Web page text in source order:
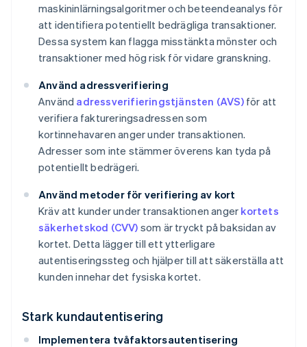
maskininlärningsalgoritmer och beteendeanalys för
att identifiera potentiellt bedrägliga transaktioner.
Dessa system kan flagga misstänkta mönster och
transaktioner med hög risk för vidare granskning.
Använd adressverifiering
Använd adressverifieringstjänsten (AVS)för att
verifiera faktureringsadressen som
kortinnehavaren anger under transaktionen.
Adresser som inte stämmer överens kan tyda på
potentiellt bedrägeri.
Använd metoder för verifiering av kort
Kräv att kunder under transaktionen anger kortets
säkerhetskod (CVV) som är tryckt på baksidan av
kortet. Detta lägger till ett ytterligare
autentiseringssteg och hjälper till att säkerställa att
kunden innehar det fysiska kortet.
Stark kundautentisering
Implementera tvåfaktorsautentisering